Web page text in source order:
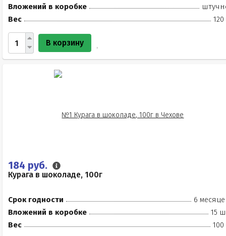
Вложений в коробке
Вес
120
В корзину
184 руб.
Курага в шоколаде, 100г
Срок годности
6
Вложений в коробке
15
Вес
100